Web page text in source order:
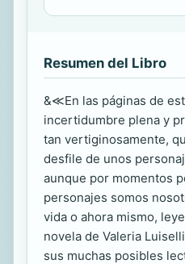
Resumen del Libro
&≪En las páginas de
incertidumbre plena y
tan vertiginosamente,
desfile de unos
aunque por momentos
personajes somos
vida o ahora mismo,
novela de Valeria
sus muchas posibles